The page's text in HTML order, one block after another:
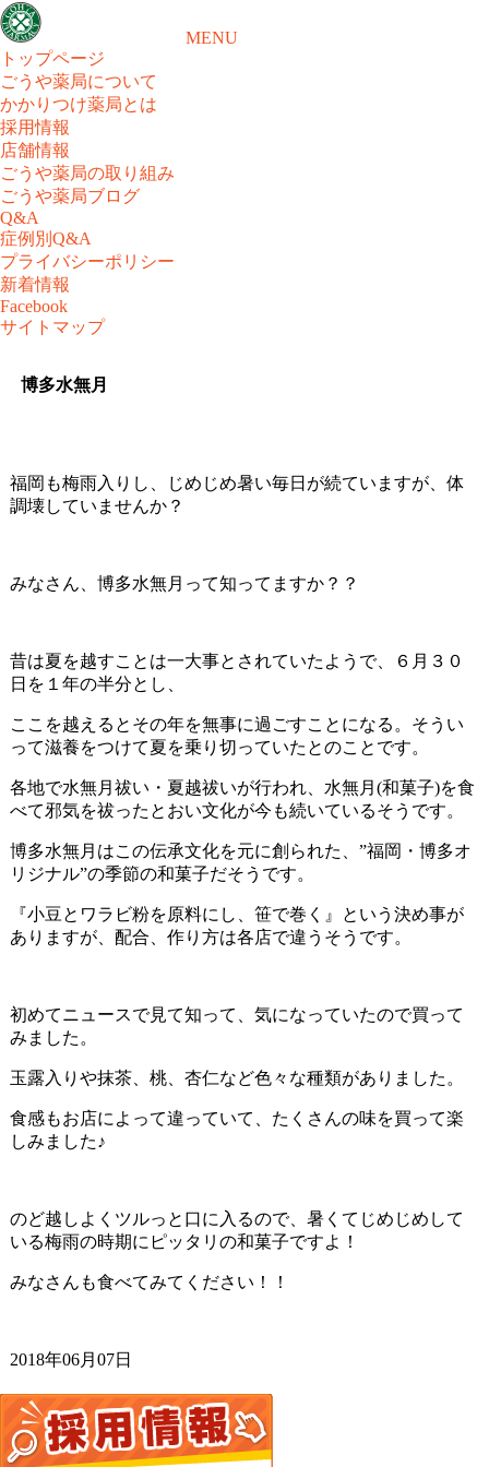
MENU
トップページ
ごうや薬局について
かかりつけ薬局とは
採用情報
店舗情報
ごうや薬局の取り組み
ごうや薬局ブログ
Q&A
症例別Q&A
プライバシーポリシー
新着情報
Facebook
サイトマップ
博多水無月
福岡も梅雨入りし、じめじめ暑い毎日が続ていますが、体
調壊していませんか？
みなさん、博多水無月って知ってますか？？
昔は夏を越すことは一大事とされていたようで、６月３０
日を１年の半分とし、
ここを越えるとその年を無事に過ごすことになる。そうい
って滋養をつけて夏を乗り切っていたとのことです。
各地で水無月祓い・夏越祓いが行われ、水無月(和菓子)を食
べて邪気を祓ったとおい文化が今も続いているそうです。
博多水無月はこの伝承文化を元に創られた、”福岡・博多オ
リジナル”の季節の和菓子だそうです。
『小豆とワラビ粉を原料にし、笹で巻く』という決め事が
ありますが、配合、作り方は各店で違うそうです。
初めてニュースで見て知って、気になっていたので買って
みました。
玉露入りや抹茶、桃、杏仁など色々な種類がありました。
食感もお店によって違っていて、たくさんの味を買って楽
しみました♪
のど越しよくツルっと口に入るので、暑くてじめじめして
いる梅雨の時期にピッタリの和菓子ですよ！
みなさんも食べてみてください！！
2018年06月07日